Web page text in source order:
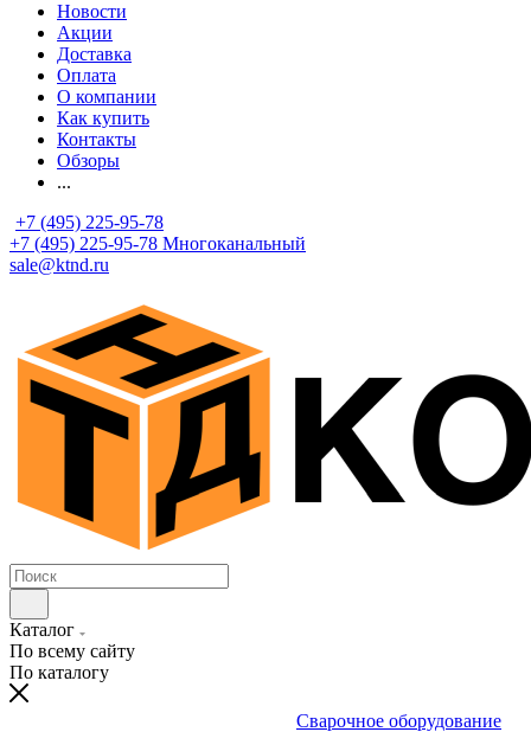
Новости
Акции
Доставка
Оплата
О компании
Как купить
Контакты
Обзоры
...
+7 (495) 225-95-78
+7 (495) 225-95-78 Многоканальный
sale@ktnd.ru
Каталог
По всему сайту
По каталогу
Сварочное оборудование